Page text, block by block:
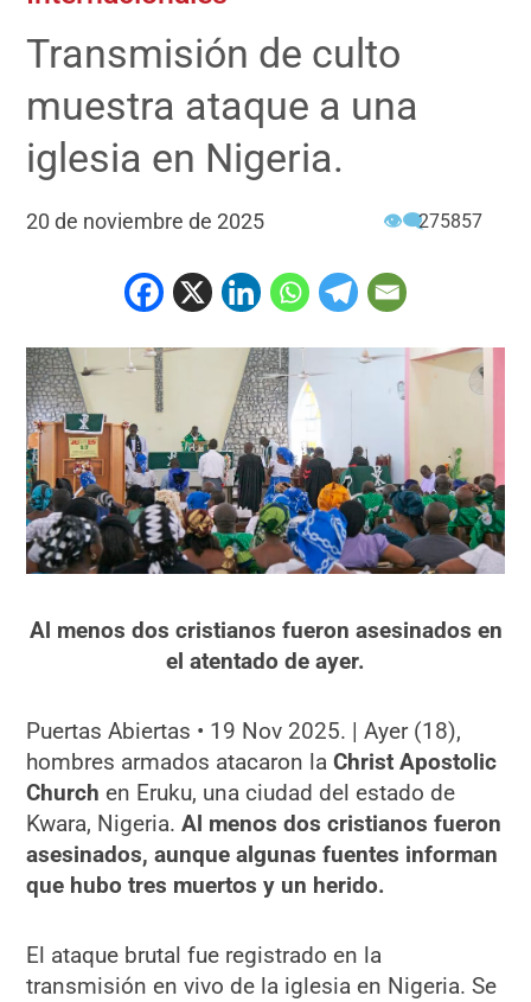
Transmisión de culto
muestra ataque a una
iglesia en Nigeria.
20 de noviembre de 2025 👁‍🗨275857
Al menos dos cristianos fueron asesinados en
el atentado de ayer.
Puertas Abiertas • 19 Nov 2025. | Ayer (18),
hombres armados atacaron laChrist Apostolic
Church en Eruku, una ciudad del estado de
Kwara, Nigeria.Al menos dos cristianos fueron
asesinados, aunque algunas fuentes informan
que hubo tres muertos y un herido.
El ataque brutal fue registrado en la
transmisión en vivo de la iglesia en Nigeria. Se